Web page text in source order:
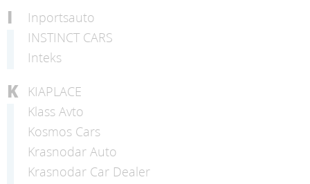
I
Inportsauto
INSTINCT CARS
Inteks
K
KIAPLACE
Klass Avto
Kosmos Cars
Krasnodar Auto
Krasnodar Car Dealer